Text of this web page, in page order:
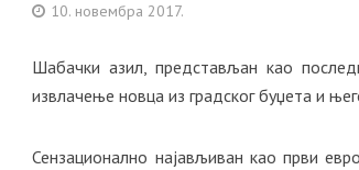
10. новембра 2017.
Шабачки азил, представљан као
извлачење новца из градског буџета и
Сензационално најављиван као први